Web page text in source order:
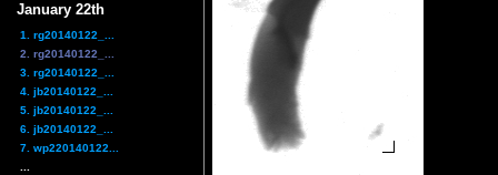
January 22th
1. rg20140122_...
2. rg20140122_...
3. rg20140122_...
4. jb20140122_...
5. jb20140122_...
6. jb20140122_...
7. wp220140122...